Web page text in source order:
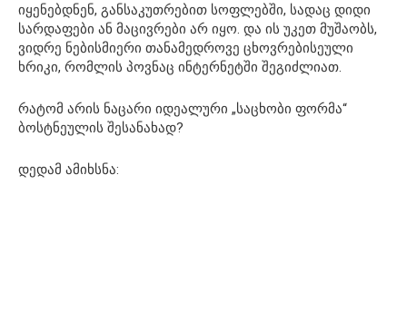
იყენებდნენ, განსაკუთრებით სოფლებში, სადაც დიდი
სარდაფები ან მაცივრები არ იყო. და ის უკეთ მუშაობს,
ვიდრე ნებისმიერი თანამედროვე ცხოვრებისეული
ხრიკი, რომლის პოვნაც ინტერნეტში შეგიძლიათ.
რატომ არის ნაცარი იდეალური „საცხობი ფორმა“
ბოსტნეულის შესანახად?
დედამ ამიხსნა: